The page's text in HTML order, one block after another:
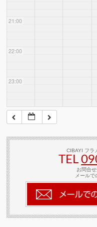
21:00
22:00
23:00
CIBAYI フラ
TEL
お問合
メール